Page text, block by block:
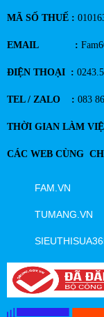
MÃ SỐ THUẾ :
EMAIL :
ĐIỆN THOẠI :
TEL / ZALO : 083
THỜI GIAN LÀM
CÁC WEB CÙNG
FAM.VN
TUMANG.VN